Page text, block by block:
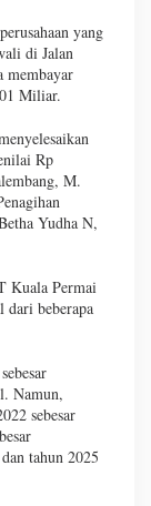
yang
di Jalan
Miliar.
Rp
M.
Yudha N,
Kuala Permai
dari beberapa
Namun,
sebesar
tahun 2025